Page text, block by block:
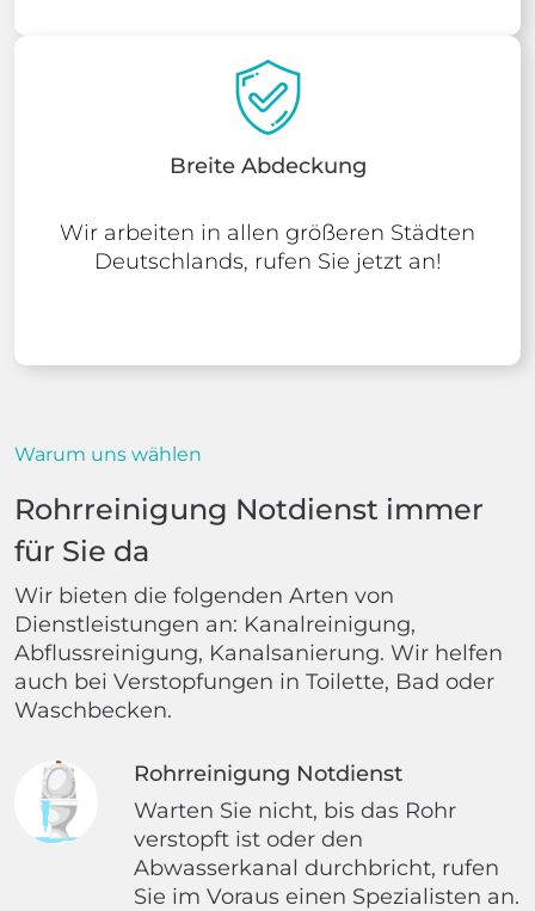
Breite Abdeckung
Wir arbeiten in allen größeren Städten
Deutschlands, rufen Sie jetzt an!
Warum uns wählen
Rohrreinigung Notdienst immer
für Sie da
Wir bieten die folgenden Arten von
Dienstleistungen an: Kanalreinigung,
Abflussreinigung, Kanalsanierung. Wir helfen
auch bei Verstopfungen in Toilette, Bad oder
Waschbecken.
Rohrreinigung Notdienst
Warten Sie nicht, bis das Rohr
verstopft ist oder den
Abwasserkanal durchbricht, rufen
Sie im Voraus einen Spezialisten an.